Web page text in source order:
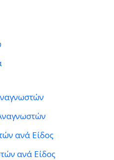
ανά Είδος
ανά Είδος